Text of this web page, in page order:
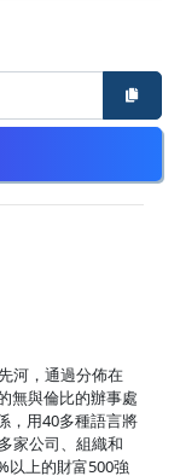
河，通過分佈在
無與倫比的辦事處
，用40多種語言將
家公司、組織和
以上的財富500強